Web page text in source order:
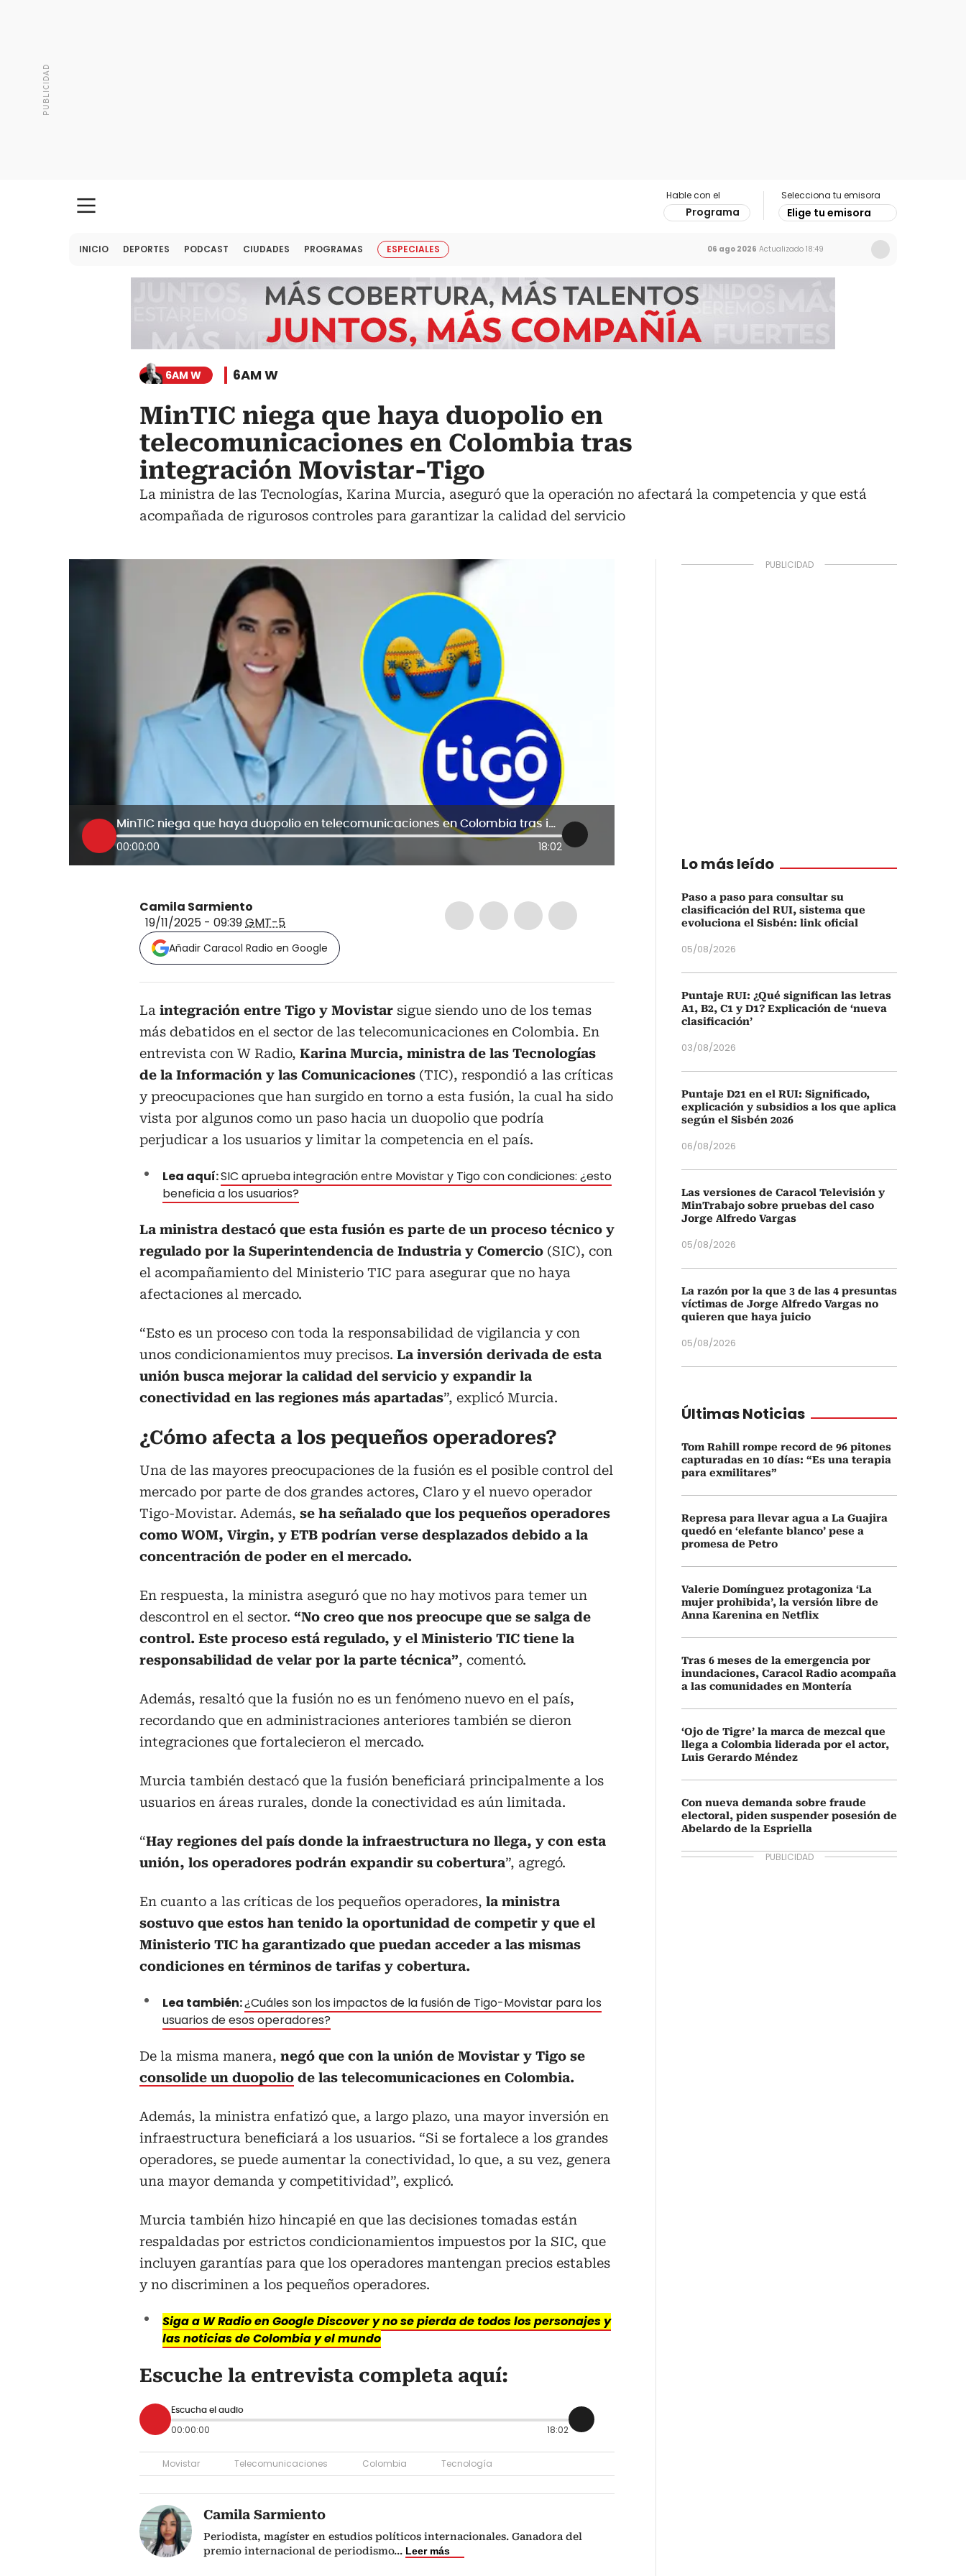
Hable con el
Programa
Selecciona tu emisora
Elige tu emisora
INICIO DEPORTES PODCAST CIUDADES PROGRAMAS ESPECIALES 06 ago 2026 Actualizado 18:49
6AM W 6AM W
MinTIC niega que haya duopolio en
telecomunicaciones en Colombia tras
integración Movistar-Tigo
La ministra de las Tecnologías, Karina Murcia, aseguró que la operación no afectará la competencia y que está
acompañada de rigurosos controles para garantizar la calidad del servicio
MinTIC niega que haya duopolio en telecomunicaciones en Colombia tras integración Movistar-Tigo
00:00:00 18:02
Camila Sarmiento
19/11/2025 - 09:39GMT-5
Añadir Caracol Radio en Google
La integración entre Tigo y Movistar sigue siendo uno de los temas
más debatidos en el sector de las telecomunicaciones en Colombia. En
entrevista con W Radio, Karina Murcia, ministra de las Tecnologías
de la Información y las Comunicaciones (TIC), respondió a las críticas
y preocupaciones que han surgido en torno a esta fusión, la cual ha sido
vista por algunos como un paso hacia un duopolio que podría
perjudicar a los usuarios y limitar la competencia en el país.
Lea aquí:SIC aprueba integración entre Movistar y Tigo con condiciones: ¿esto
beneficia a los usuarios?
La ministra destacó que esta fusión es parte de un proceso técnico y
regulado por la Superintendencia de Industria y Comercio (SIC), con
el acompañamiento del Ministerio TIC para asegurar que no haya
afectaciones al mercado.
“Esto es un proceso con toda la responsabilidad de vigilancia y con
unos condicionamientos muy precisos. La inversión derivada de esta
unión busca mejorar la calidad del servicio y expandir la
conectividad en las regiones más apartadas”, explicó Murcia.
¿Cómo afecta a los pequeños operadores?
Una de las mayores preocupaciones de la fusión es el posible control del
mercado por parte de dos grandes actores, Claro y el nuevo operador
Tigo-Movistar. Además, se ha señalado que los pequeños operadores
como WOM, Virgin, y ETB podrían verse desplazados debido a la
concentración de poder en el mercado.
En respuesta, la ministra aseguró que no hay motivos para temer un
descontrol en el sector. “No creo que nos preocupe que se salga de
control. Este proceso está regulado, y el Ministerio TIC tiene la
responsabilidad de velar por la parte técnica”, comentó.
Además, resaltó que la fusión no es un fenómeno nuevo en el país,
recordando que en administraciones anteriores también se dieron
integraciones que fortalecieron el mercado.
Murcia también destacó que la fusión beneficiará principalmente a los
usuarios en áreas rurales, donde la conectividad es aún limitada.
“Hay regiones del país donde la infraestructura no llega, y con esta
unión, los operadores podrán expandir su cobertura”, agregó.
En cuanto a las críticas de los pequeños operadores, la ministra
sostuvo que estos han tenido la oportunidad de competir y que el
Ministerio TIC ha garantizado que puedan acceder a las mismas
condiciones en términos de tarifas y cobertura.
Lea también:¿Cuáles son los impactos de la fusión de Tigo-Movistar para los
usuarios de esos operadores?
De la misma manera, negó que con la unión de Movistar y Tigo se
consolide un duopolio de las telecomunicaciones en Colombia.
Además, la ministra enfatizó que, a largo plazo, una mayor inversión en
infraestructura beneficiará a los usuarios. “Si se fortalece a los grandes
operadores, se puede aumentar la conectividad, lo que, a su vez, genera
una mayor demanda y competitividad”, explicó.
Murcia también hizo hincapié en que las decisiones tomadas están
respaldadas por estrictos condicionamientos impuestos por la SIC, que
incluyen garantías para que los operadores mantengan precios estables
y no discriminen a los pequeños operadores.
Siga a W Radio en Google Discover y no se pierda de todos los personajes y
las noticias de Colombia y el mundo
Escuche la entrevista completa aquí:
Escucha el audio
00:00:00 18:02
Movistar Telecomunicaciones Colombia Tecnología
Camila Sarmiento
Periodista, magíster en estudios políticos internacionales. Ganadora del
premio internacional de periodismo... Leer más
Lo más leído
Paso a paso para consultar su
clasificación del RUI, sistema que
evoluciona el Sisbén: link oficial
05/08/2026
Puntaje RUI: ¿Qué significan las letras
A1, B2, C1 y D1? Explicación de ‘nueva
clasificación’
03/08/2026
Puntaje D21 en el RUI: Significado,
explicación y subsidios a los que aplica
según el Sisbén 2026
06/08/2026
Las versiones de Caracol Televisión y
MinTrabajo sobre pruebas del caso
Jorge Alfredo Vargas
05/08/2026
La razón por la que 3 de las 4 presuntas
víctimas de Jorge Alfredo Vargas no
quieren que haya juicio
05/08/2026
Últimas Noticias
Tom Rahill rompe record de 96 pitones
capturadas en 10 días: “Es una terapia
para exmilitares”
Represa para llevar agua a La Guajira
quedó en ‘elefante blanco’ pese a
promesa de Petro
Valerie Domínguez protagoniza ‘La
mujer prohibida’, la versión libre de
Anna Karenina en Netflix
Tras 6 meses de la emergencia por
inundaciones, Caracol Radio acompaña
a las comunidades en Montería
‘Ojo de Tigre’ la marca de mezcal que
llega a Colombia liderada por el actor,
Luis Gerardo Méndez
Con nueva demanda sobre fraude
electoral, piden suspender posesión de
Abelardo de la Espriella